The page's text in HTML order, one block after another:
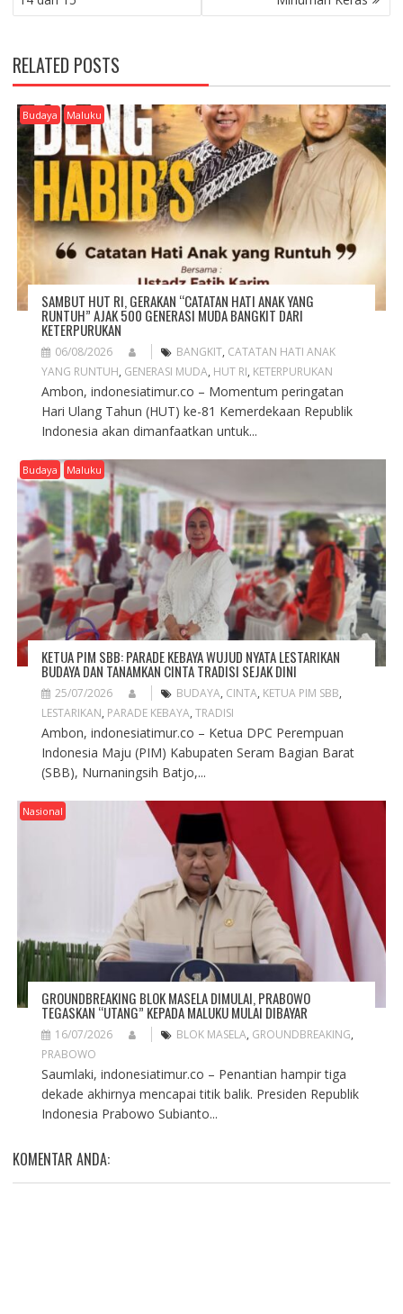
T
A
V
I
G
A
T
O
N
RELATED POSTS
Budaya Maluku
SAMBUT HUT RI, GERAKAN “CATATAN HATI ANAK YANG
RUNTUH” AJAK 500 GENERASI MUDA BANGKIT DARI
KETERPURUKAN
06/08/2026 BANGKIT, CATATAN HATI ANAK
YANG RUNTUH, GENERASI MUDA, HUT RI, KETERPURUKAN
Ambon, indonesiatimur.co – Momentum peringatan
Hari Ulang Tahun (HUT) ke-81 Kemerdekaan Republik
Indonesia akan dimanfaatkan untuk...
Budaya Maluku
KETUA PIM SBB: PARADE KEBAYA WUJUD NYATA LESTARIKAN
BUDAYA DAN TANAMKAN CINTA TRADISI SEJAK DINI
25/07/2026 BUDAYA, CINTA, KETUA PIM SBB,
LESTARIKAN, PARADE KEBAYA, TRADISI
Ambon, indonesiatimur.co – Ketua DPC Perempuan
Indonesia Maju (PIM) Kabupaten Seram Bagian Barat
(SBB), Nurnaningsih Batjo,...
Nasional
GROUNDBREAKING BLOK MASELA DIMULAI, PRABOWO
TEGASKAN “UTANG” KEPADA MALUKU MULAI DIBAYAR
16/07/2026 BLOK MASELA, GROUNDBREAKING,
PRABOWO
Saumlaki, indonesiatimur.co – Penantian hampir tiga
dekade akhirnya mencapai titik balik. Presiden Republik
Indonesia Prabowo Subianto...
KOMENTAR ANDA: